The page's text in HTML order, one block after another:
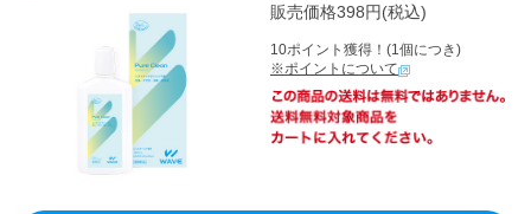
販売価格398円(税込)
10ポイント獲得！(1個につき)
※ポイントについて